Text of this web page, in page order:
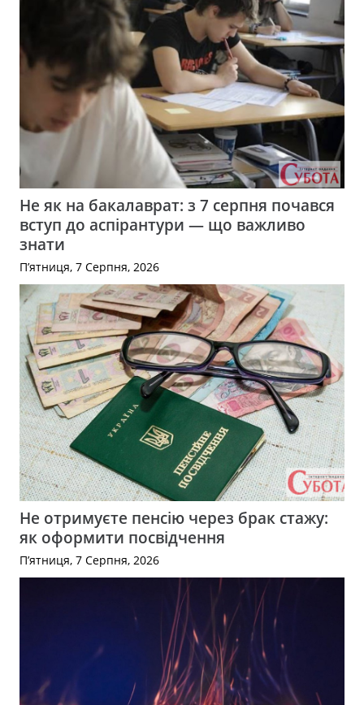
Не як на бакалаврат: з 7 серпня почався
вступ до аспірантури — що важливо
знати
П’ятниця, 7 Серпня, 2026
Не отримуєте пенсію через брак стажу:
як оформити посвідчення
П’ятниця, 7 Серпня, 2026